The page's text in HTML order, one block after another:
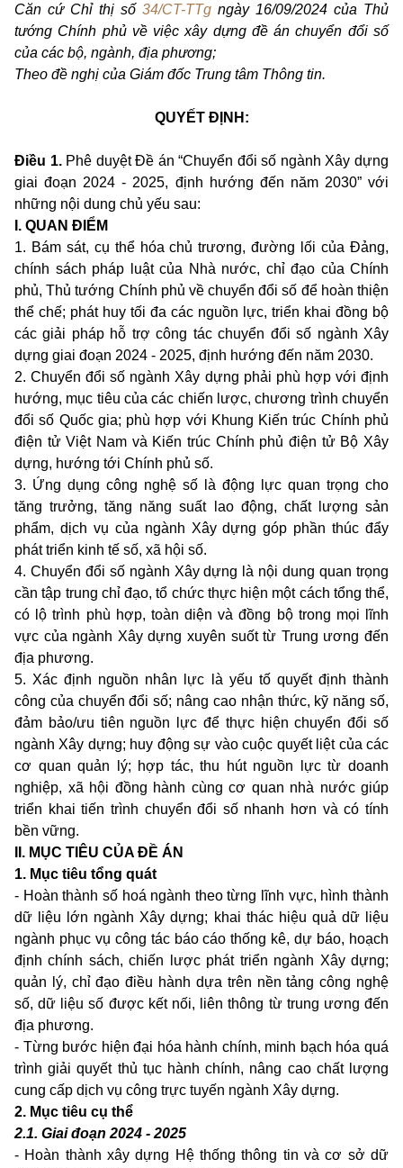
Căn cứ Chỉ thị số 34/CT-TTg ngày 16/09/2024 của Thủ
tướng Chính phủ về việc xây dựng đề án chuyển đổi số
của các bộ, ngành, địa phương;
Theo đề nghị của Giám đốc Trung tâm Thông tin.
QUYẾT ĐỊNH:
Điều 1. Phê duyệt Đề án “Chuyển đổi số ngành Xây dựng
giai đoạn 2024 - 2025, định hướng đến năm 2030” với
những nội dung chủ yếu sau:
I. QUAN ĐIỂM
1. Bám sát, cụ thể hóa chủ trương, đường lối của Đảng,
chính sách pháp luật của Nhà nước, chỉ đạo của Chính
phủ, Thủ tướng Chính phủ về chuyển đổi số để hoàn thiện
thể chế; phát huy tối đa các nguồn lực, triển khai đồng bộ
các giải pháp hỗ trợ công tác chuyển đổi số ngành Xây
dựng giai đoạn 2024 - 2025, định hướng đến năm 2030.
2. Chuyển đổi số ngành Xây dựng phải phù hợp với định
hướng, mục tiêu của các chiến lược, chương trình chuyển
đổi số Quốc gia; phù hợp với Khung Kiến trúc Chính phủ
điện tử Việt Nam và Kiến trúc Chính phủ điện tử Bộ Xây
dựng, hướng tới Chính phủ số.
3. Ứng dụng công nghệ số là động lực quan trọng cho
tăng trưởng, tăng năng suất lao động, chất lượng sản
phẩm, dịch vụ của ngành Xây dựng góp phần thúc đẩy
phát triển kinh tế số, xã hội số.
4. Chuyển đổi số ngành Xây dựng là nội dung quan trọng
cần tập trung chỉ đạo, tổ chức thực hiện một cách tổng thể,
có lộ trình phù hợp, toàn diện và đồng bộ trong mọi lĩnh
vực của ngành Xây dựng xuyên suốt từ Trung ương đến
địa phương.
5. Xác định nguồn nhân lực là yếu tố quyết định thành
công của chuyển đổi số; nâng cao nhận thức, kỹ năng số,
đảm bảo/ưu tiên nguồn lực để thực hiện chuyển đổi số
ngành Xây dựng; huy động sự vào cuộc quyết liệt của các
cơ quan quản lý; hợp tác, thu hút nguồn lực từ doanh
nghiệp, xã hội đồng hành cùng cơ quan nhà nước giúp
triển khai tiến trình chuyển đổi số nhanh hơn và có tính
bền vững.
II. MỤC TIÊU CỦA ĐỀ ÁN
1. Mục tiêu tổng quát
- Hoàn thành số hoá ngành theo từng lĩnh vực, hình thành
dữ liệu lớn ngành Xây dựng; khai thác hiệu quả dữ liệu
ngành phục vụ công tác báo cáo thống kê, dự báo, hoạch
định chính sách, chiến lược phát triển ngành Xây dựng;
quản lý, chỉ đạo điều hành dựa trên nền tảng công nghệ
số, dữ liệu số được kết nối, liên thông từ trung ương đến
địa phương.
- Từng bước hiện đại hóa hành chính, minh bạch hóa quá
trình giải quyết thủ tục hành chính, nâng cao chất lượng
cung cấp dịch vụ công trực tuyến ngành Xây dựng.
2. Mục tiêu cụ thể
2.1. Giai đoạn 2024 - 2025
- Hoàn thành xây dựng Hệ thống thông tin và cơ sở dữ